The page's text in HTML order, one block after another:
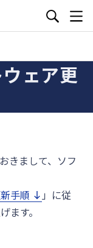
ェア更
きまして、ソフ
手順
」に従
ます。